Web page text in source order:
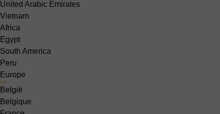
United Arabic Emirates
Vietnam
Africa
Egypt
South America
Peru
Europe
België
Belgique